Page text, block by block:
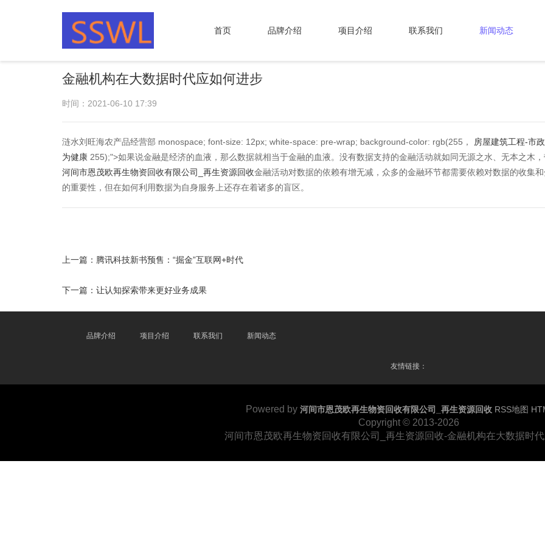
首页 品牌介绍 项目介绍 联系我们 新闻动态
金融机构在大数据时代应如何进步
时间：2021-06-10 17:39
涟水刘旺海农产品经营部 monospace; font-size: 12px; white-space: pre-wrap; background-color: rgb(255， 房屋建筑工程-市
为健康 255);">如果说金融是经济的血液，那么数据就相当于金融的血液。没有数据支持的金融活动就如同无源之水、无本之木
河间市恩茂欧再生物资回收有限公司_再生资源回收金融活动对数据的依赖有增无减，众多的金融环节都需要依赖对数据的收集
的重要性，但在如何利用数据为自身服务上还存在着诸多的盲区。
上一篇： 腾讯科技新书预售：“掘金”互联网+时代
下一篇： 让认知探索带来更好业务成果
品牌介绍 项目介绍 联系我们 新闻动态
友情链接：
Powered by 河间市恩茂欧再生物资回收有限公司_再生资源回收 RSS地图
Copyright © 2013-2026
河间市恩茂欧再生物资回收有限公司_再生资源回收-金融机构在大数据时